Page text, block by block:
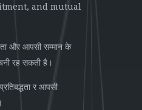
and mutual
और आपसी सम्मान के
रह सकती है।
र आपसी